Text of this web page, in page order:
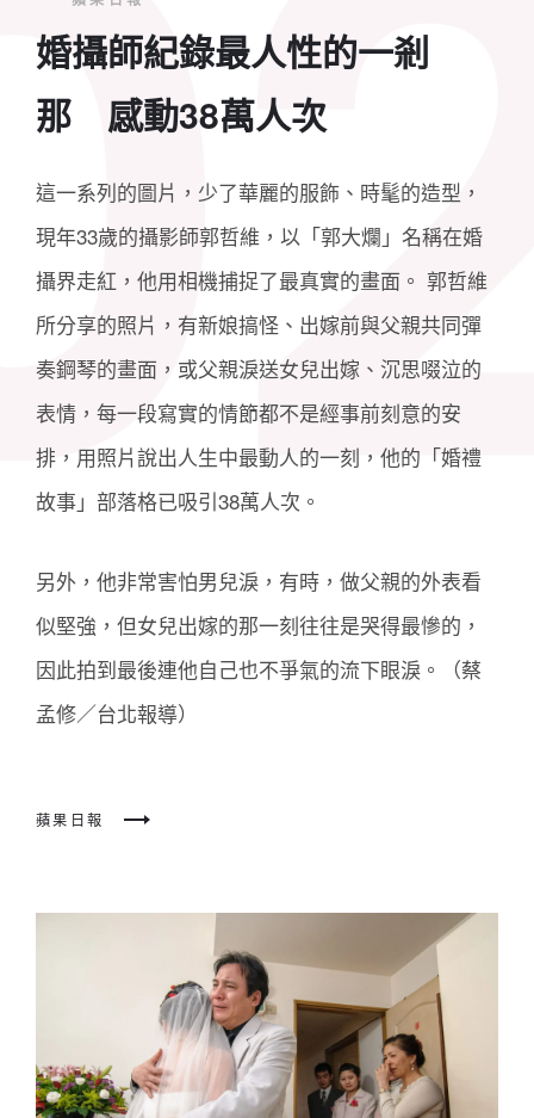
婚攝師紀錄最人性的一剎
那 感動38萬人次
這一系列的圖片，少了華麗的服飾、時髦的造型，
現年33歲的攝影師郭哲維，以「郭大爛」名稱在婚
攝界走紅，他用相機捕捉了最真實的畫面。 郭哲維
所分享的照片，有新娘搞怪、出嫁前與父親共同彈
奏鋼琴的畫面，或父親淚送女兒出嫁、沉思啜泣的
表情，每一段寫實的情節都不是經事前刻意的安
排，用照片說出人生中最動人的一刻，他的「婚禮
故事」部落格已吸引38萬人次。
另外，他非常害怕男兒淚，有時，做父親的外表看
似堅強，但女兒出嫁的那一刻往往是哭得最慘的，
因此拍到最後連他自己也不爭氣的流下眼淚。（蔡
孟修／台北報導）
蘋果日報